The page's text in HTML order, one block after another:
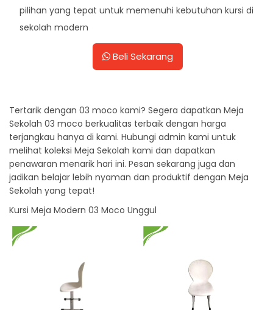
pilihan yang tepat untuk memenuhi kebutuhan kursi di
sekolah modern
Beli Sekarang
Tertarik dengan 03 moco kami? Segera dapatkan Meja
Sekolah 03 moco berkualitas terbaik dengan harga
terjangkau hanya di kami. Hubungi admin kami untuk
melihat koleksi Meja Sekolah kami dan dapatkan
penawaran menarik hari ini. Pesan sekarang juga dan
jadikan belajar lebih nyaman dan produktif dengan Meja
Sekolah yang tepat!
Kursi Meja Modern 03 Moco Unggul